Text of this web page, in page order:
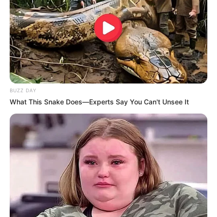
O financiamento estável, adequado, suficiente e permanente da
saúde também foi tema transversal das deliberações da 17ª
Conferência Nacional de Saúde, devendo o poder público prover os
recursos e a população acompanhar sua execução. Portanto, a
lógica ultraneoliberal derrotada nas eleições de 2022, que legou
freios, tanto à política macroeconômica, quanto aos instrumentos
de Estado que induzem o desenvolvimento e a garantia de direitos,
o Direito à Saúde, principal dever do Estado inscrito na
a retomada do papel e fortalecimento do Estado.
Nesse contexto, a revogação das regras fiscais constitucionais e
legais que restringem o financiamento das políticas sociais foi
reiterada, especialmente as que estabelecem tetos de despesas
para o desenvolvimento de ações e serviços de saúde, na
perspectiva de que saúde não é gasto, mas sim investimento. Não
há economia sem vida, e não há vida sem garantia de saúde para
toda a população como um direito humano.
BUZZ DAY
What This Snake Does—Experts Say You Can't Unsee It